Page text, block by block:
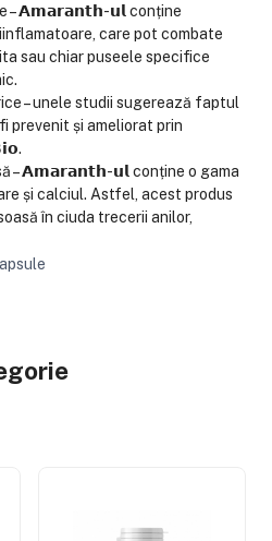
– 𝗔𝗺𝗮𝗿𝗮𝗻𝘁𝗵-𝘂𝗹 conține
care pot combate
sau chiar puseele specifice
– unele studii sugerează faptul
prevenit și ameliorat prin
– 𝗔𝗺𝗮𝗿𝗮𝗻𝘁𝗵-𝘂𝗹 conține o gama
și calciul. Astfel, acest produs
în ciuda trecerii anilor,